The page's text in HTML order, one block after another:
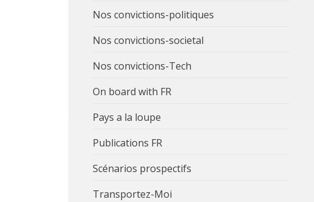
Nos convictions-politiques
Nos convictions-societal
Nos convictions-Tech
On board with FR
Pays a la loupe
Publications FR
Scénarios prospectifs
Transportez-Moi